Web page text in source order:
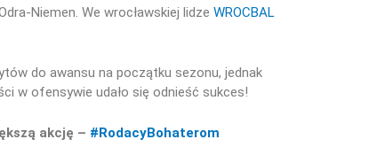
Niemen. We wrocławskiej lidze WROCBAL
do awansu na początku sezonu, jednak
w ofensywie udało się odnieść sukces!
akcję – #RodacyBohaterom